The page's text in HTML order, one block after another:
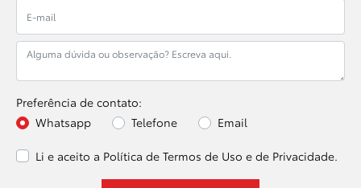
Preferência de contato:
Whatsapp
Telefone Email
Li e aceito a Política de Termos de Uso e de Privacidade.